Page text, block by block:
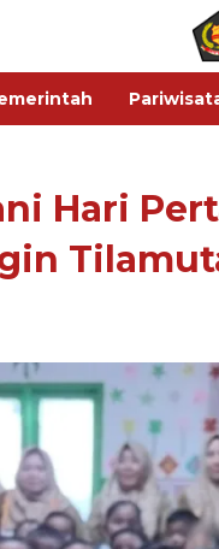
Hari